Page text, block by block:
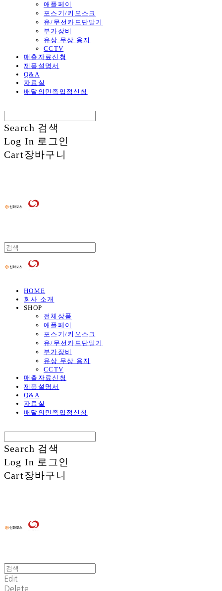
애플페이
포스기/키오스크
유/무선카드단말기
부가장비
유상 무상 용지
CCTV
매출자료신청
제품설명서
Q&A
자료실
배달의민족입점신청
Search 검색
Log In 로그인
Cart장바구니
HOME
회사 소개
SHOP
전체상품
애플페이
포스기/키오스크
유/무선카드단말기
부가장비
유상 무상 용지
CCTV
매출자료신청
제품설명서
Q&A
자료실
배달의민족입점신청
Search 검색
Log In 로그인
Cart장바구니
Edit
Delete